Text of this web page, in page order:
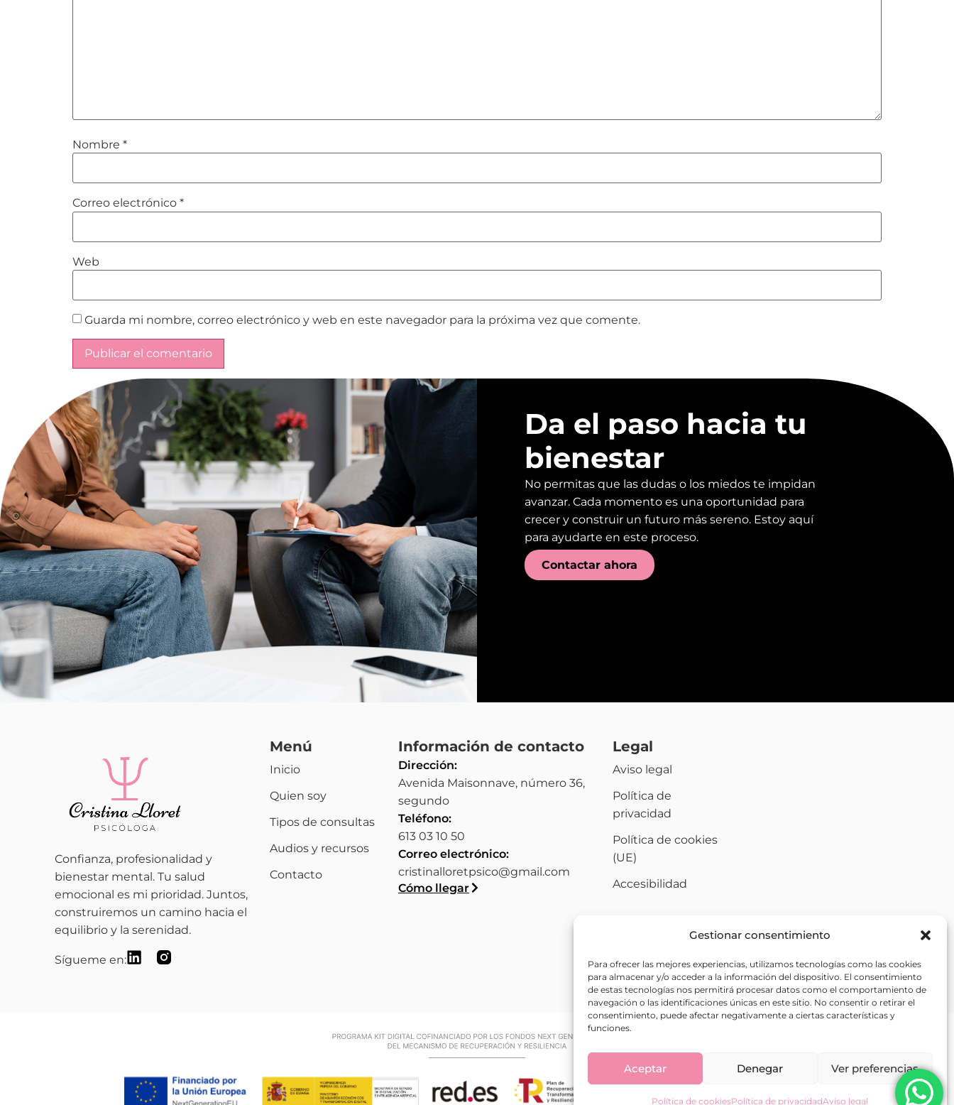
Gestionar consentimiento
Para ofrecer las mejores experiencias, utilizamos tecnologías como las cookies
para almacenar y/o acceder a la información del dispositivo. El consentimiento
de estas tecnologías nos permitirá procesar datos como el comportamiento de
navegación o las identificaciones únicas en este sitio. No consentir o retirar el
consentimiento, puede afectar negativamente a ciertas características y
funciones.
Aceptar Denegar Ver preferencias
Política de cookiesPolítica de privacidadAviso legal
Nombre *
Correo electrónico *
Web
Guarda mi nombre, correo electrónico y web en este navegador para la próxima vez que comente.
Da el paso hacia tu
bienestar
No permitas que las dudas o los miedos te impidan
avanzar. Cada momento es una oportunidad para
crecer y construir un futuro más sereno. Estoy aquí
para ayudarte en este proceso.
Contactar ahora
Confianza, profesionalidad y
bienestar mental. Tu salud
emocional es mi prioridad. Juntos,
construiremos un camino hacia el
equilibrio y la serenidad.
Sígueme en:
Menú
Inicio
Quien soy
Tipos de consultas
Audios y recursos
Contacto
Información de contacto
Dirección:
Avenida Maisonnave, número 36,
segundo
Teléfono:
613 03 10 50
Correo electrónico:
cristinalloretpsico@gmail.com
Cómo llegar
Legal
Aviso legal
Política de
privacidad
Política de cookies
(UE)
Accesibilidad